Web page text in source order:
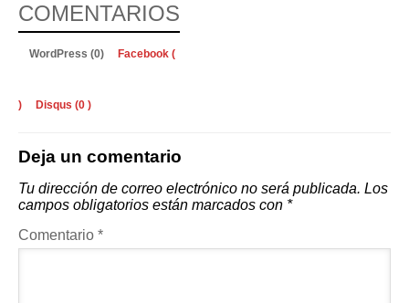
COMENTARIOS
WordPress (0) Facebook (
) Disqus (0 )
Deja un comentario
Tu dirección de correo electrónico no será publicada. Los
campos obligatorios están marcados con *
Comentario *